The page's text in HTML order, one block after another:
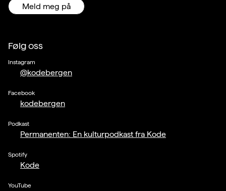
Meld meg på
Følg oss
Instagram
@kodebergen
Facebook
kodebergen
Podkast
Permanenten: En kulturpodkast fra Kode
Spotify
Kode
YouTube